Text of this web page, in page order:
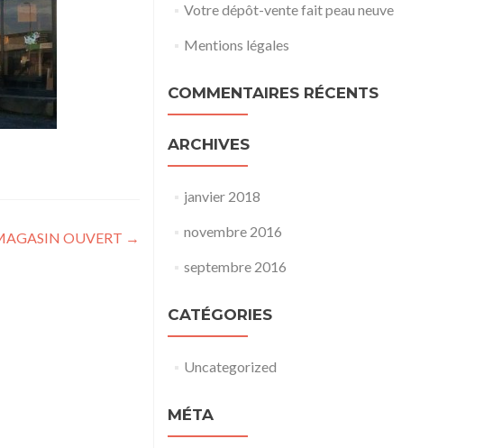
OUVERT →
Votre dépôt-vente fait peau neuve
Mentions légales
COMMENTAIRES RÉCENTS
ARCHIVES
janvier 2018
novembre 2016
septembre 2016
CATÉGORIES
Uncategorized
MÉTA